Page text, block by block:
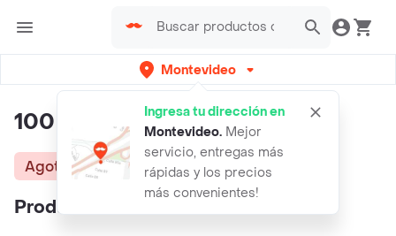
Montevideo
Ingresa tu dirección en
Montevideo. Mejor
servicio, entregas más
rápidas y los precios
más convenientes!
100 Pipers Whisky
Agotado
Productos similares: